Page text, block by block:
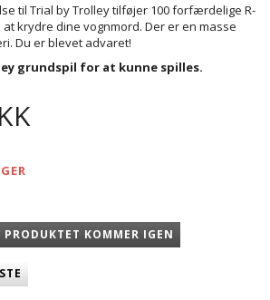
til Trial by Trolley tilføjer 100 forfærdelige R-
krydre dine vognmord. Der er en masse
Du er blevet advaret!
grundspil for at kunne spilles.
PRODUKTET KOMMER IGEN